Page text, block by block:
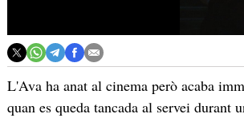
L'Ava ha anat al cinema però acaba
quan es queda tancada al servei durant